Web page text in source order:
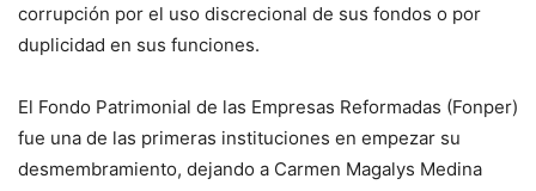
corrupción por el uso discrecional de sus fondos o por
duplicidad en sus funciones.
El Fondo Patrimonial de las Empresas Reformadas (Fonper)
fue una de las primeras instituciones en empezar su
desmembramiento, dejando a Carmen Magalys Medina